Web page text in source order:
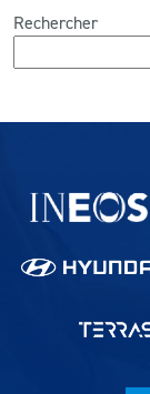
Rechercher
Partenaires du